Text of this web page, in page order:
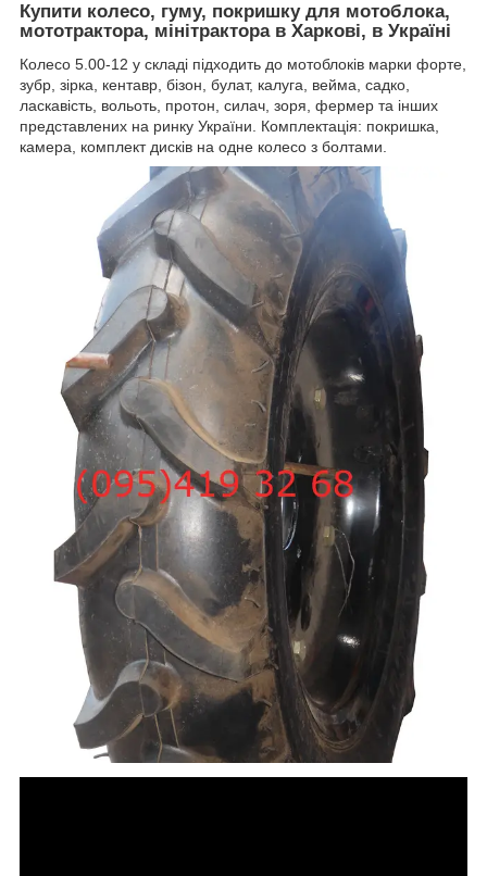
Купити колесо, гуму, покришку для мотоблока,
мототрактора, мінітрактора в Харкові, в Україні
Колесо 5.00-12 у складі підходить до мотоблоків марки форте,
зубр, зірка, кентавр, бізон, булат, калуга, вейма, садко,
ласкавість, вольоть, протон, силач, зоря, фермер та інших
представлених на ринку України. Комплектація: покришка,
камера, комплект дисків на одне колесо з болтами.